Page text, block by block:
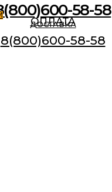
58-58
ДОСТАВКА
ОПЛАТА
8(800)600-58-58